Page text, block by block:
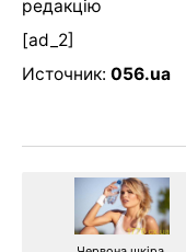
редакцію
[ad_2]
Источник: 056.ua